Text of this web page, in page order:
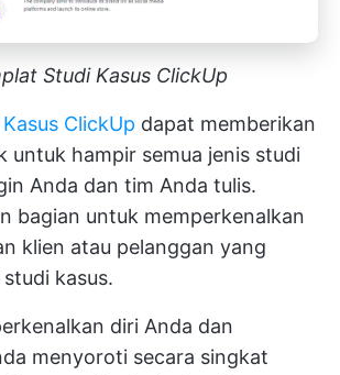
Studi Kasus ClickUp
ClickUp dapat memberikan
untuk hampir semua jenis studi
Anda dan tim Anda tulis.
bagian untuk memperkenalkan
klien atau pelanggan yang
kasus.
diri Anda dan
menyoroti secara singkat